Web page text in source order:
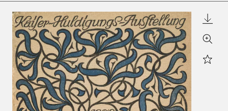
Zoom
Star